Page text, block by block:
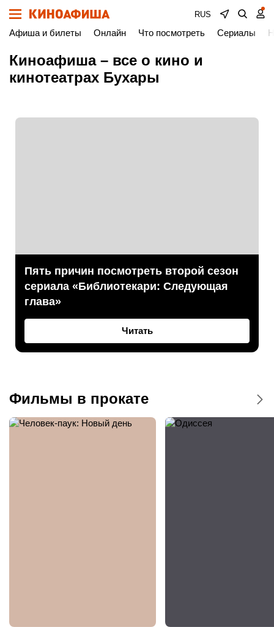
RUS
Афиша и билеты Онлайн Что посмотреть Сериалы
Киноафиша – все о кино и
кинотеатрах Бухары
Пять причин посмотреть второй сезон
сериала «Библиотекари: Следующая
глава»
Читать
Фильмы в прокате